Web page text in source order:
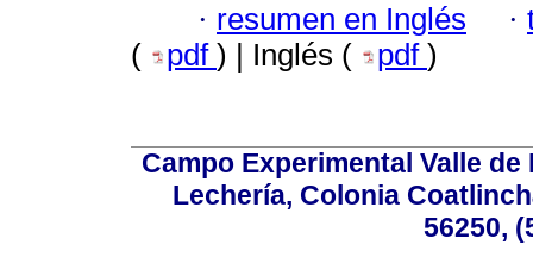
· resumen en Inglés ·
(
pdf ) | Inglés ( pdf )
Campo Experimental Valle
Lechería, Colonia
56250,